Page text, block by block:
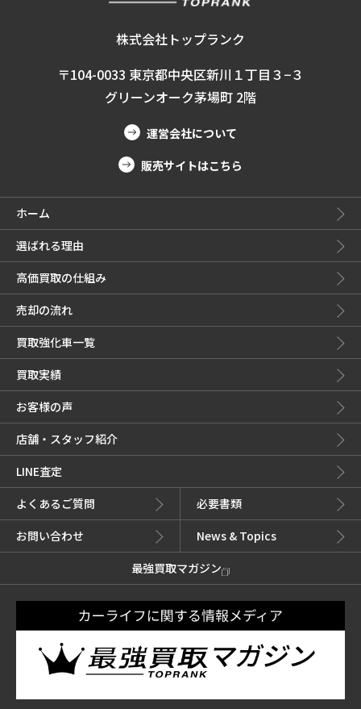
株式会社トップランク
〒104-0033 東京都中央区新川１丁目３−３
グリーンオーク茅場町 2階
運営会社について
販売サイトはこちら
ホーム
選ばれる理由
高価買取の仕組み
売却の流れ
買取強化車一覧
買取実績
お客様の声
店舗・スタッフ紹介
LINE査定
よくあるご質問
必要書類
お問い合わせ
News & Topics
最強買取マガジン